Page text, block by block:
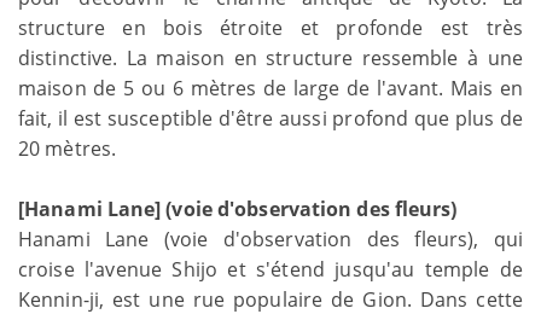
structure en bois étroite et profonde est très
distinctive. La maison en structure ressemble à une
maison de 5 ou 6 mètres de large de l'avant. Mais en
fait, il est susceptible d'être aussi profond que plus de
20 mètres.
[Hanami Lane] (voie d'observation des fleurs)
Hanami Lane (voie d'observation des fleurs), qui
croise l'avenue Shijo et s'étend jusqu'au temple de
Kennin-ji, est une rue populaire de Gion. Dans cette